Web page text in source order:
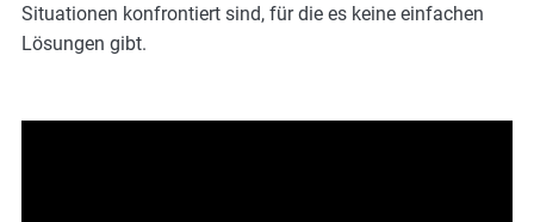
Situationen konfrontiert sind, für die es keine einfachen
Lösungen gibt.